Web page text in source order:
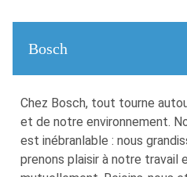
Bosch
Chez Bosch, tout tourne
et de notre environnement.
est inébranlable : nous
prenons plaisir à notre travail